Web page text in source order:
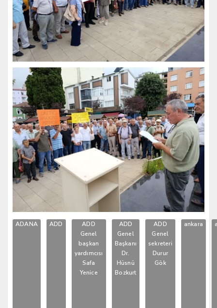
ADANA ADD
ADD
Genel
başkan
yardımcısı
Safa
Yenice
ADD
Genel
Başkanı
Dr.
Hüsnü
Bozkurt
ADD
Genel
sekreteri
Durur
Gök
ankara